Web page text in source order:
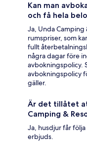
Kan man
och få hela
Ja, Unda
rumspriser, som
fullt
några dagar före
avbokningspolicy.
avbokningspolicy
gäller.
Är det tillåtet
Camping &
Ja, husdjur får
erbjuds.